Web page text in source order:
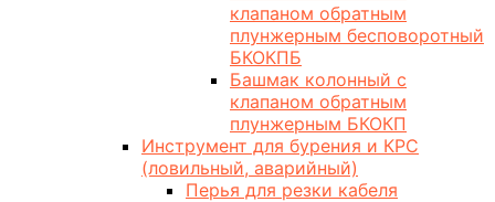
клапаном обратным
плунжерным бесповоротный
БКОКПБ
Башмак колонный с
клапаном обратным
плунжерным БКОКП
Инструмент для бурения и КРС
(ловильный, аварийный)
Перья для резки кабеля